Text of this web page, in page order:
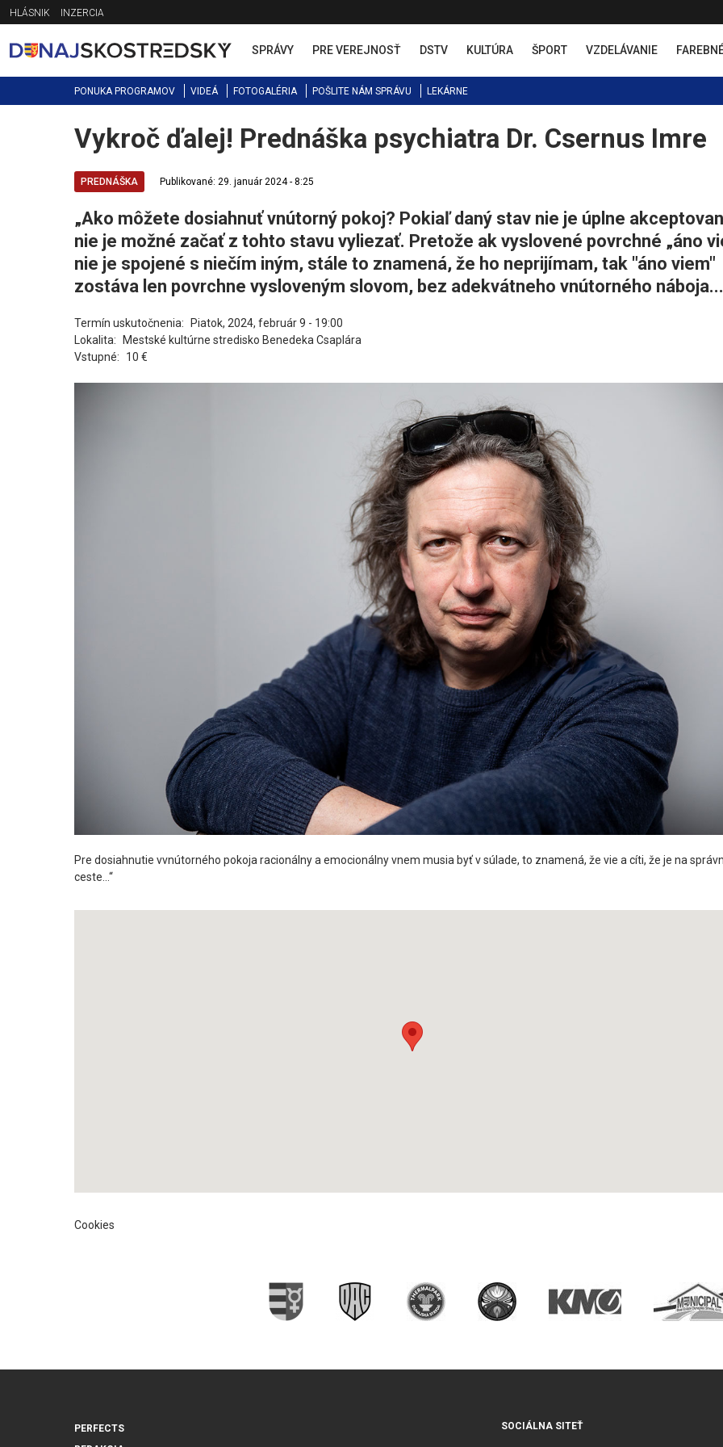
Jump
to
navigation
HLÁSNIK INZERCIA
SPRÁVY PRE VEREJNOSŤ DSTV KULTÚRA ŠPORT VZDELÁVANIE
PONUKA PROGRAMOV VIDEÁ FOTOGALÉRIA POŠLITE NÁM SPRÁVU LEKÁRNE
Back
to
Vykroč ďalej! Prednáška psychiatra Dr. Csernus Imre
PREDNÁŠKA Publikované: 29. január 2024 - 8:25
„Ako môžete dosiahnuť vnútorný pokoj? Pokiaľ daný stav nie je úplne
nie je možné začať z tohto stavu vyliezať. Pretože ak vyslovené povrchné „áno
nie je spojené s niečím iným, stále to znamená, že ho neprijímam, tak "áno viem"
zostáva len povrchne vysloveným slovom, bez adekvátneho vnútorného náboja...
Termín uskutočnenia:
Piatok, 2024, február 9 - 19:00
Lokalita:
Mestské kultúrne stredisko Benedeka Csaplára
Vstupné:
10 €
Pre dosiahnutie vvnútorného pokoja racionálny a emocionálny vnem musia byť v súlade, to znamená, že vie a cíti, že je na
ceste...“
Cookies
PERFECTS
SOCIÁLNA SITEŤ